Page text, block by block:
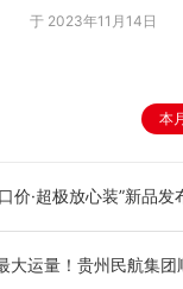
于 2023年11月14日
本
价·超极放心装”新品发
大运量！贵州民航集团